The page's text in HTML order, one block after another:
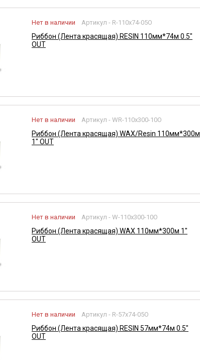
Нет в наличии Артикул - R-110x74-05O
Риббон (Лента красящая) RESIN 110мм*74м 0.5"
OUT
Нет в наличии Артикул - WR-110x300-10O
Риббон (Лента красящая) WAX/Resin 110мм*300м
1" OUT
Нет в наличии Артикул - W-110x300-10O
Риббон (Лента красящая) WAX 110мм*300м 1"
OUT
Нет в наличии Артикул - R-57x74-05O
Риббон (Лента красящая) RESIN 57мм*74м 0.5"
OUT